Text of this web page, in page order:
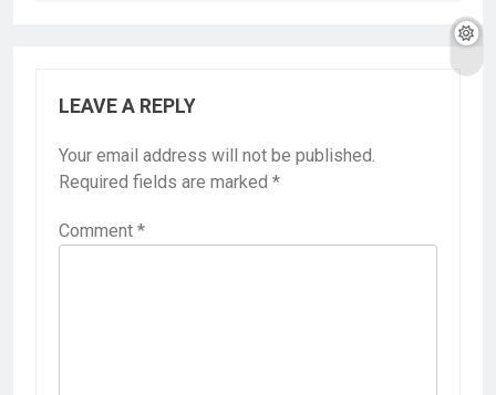
LEAVE A REPLY
Your email address will not be published.
Required fields are marked *
Comment *